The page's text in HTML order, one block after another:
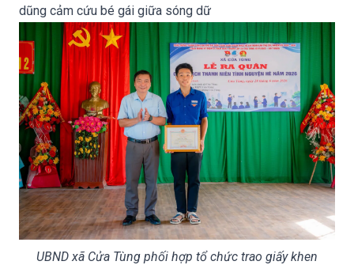
dũng cảm cứu bé gái giữa sóng dữ
UBND xã Cửa Tùng phối hợp tổ chức trao giấy khen